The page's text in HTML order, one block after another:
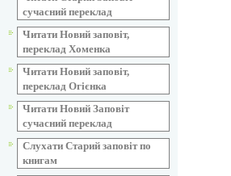
сучасний переклад
Читати Новий заповіт,
переклад Хоменка
Читати Новий заповіт,
переклад Огієнка
Читати Новий Заповіт
сучасний переклад
Слухати Старий заповіт по
книгам